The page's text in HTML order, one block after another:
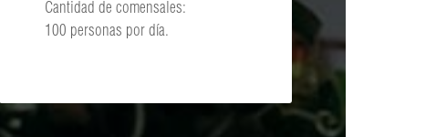
Cantidad de comensales:
100 personas por día.